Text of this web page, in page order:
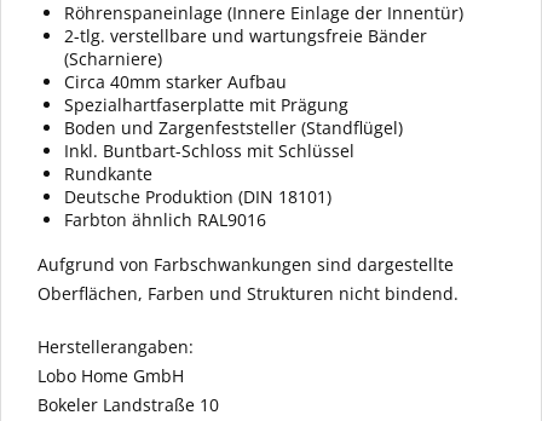
Röhrenspaneinlage (Innere Einlage der Innentür)
2-tlg. verstellbare und wartungsfreie Bänder
(Scharniere)
Circa 40mm starker Aufbau
Spezialhartfaserplatte mit Prägung
Boden und Zargenfeststeller (Standflügel)
Inkl. Buntbart-Schloss mit Schlüssel
Rundkante
Deutsche Produktion (DIN 18101)
Farbton ähnlich RAL9016
Aufgrund von Farbschwankungen sind dargestellte
Oberflächen, Farben und Strukturen nicht bindend.
Herstellerangaben:
Lobo Home GmbH
Bokeler Landstraße 10